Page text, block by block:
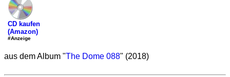
CD kaufen
(Amazon)
#Anzeige
aus dem Album "The Dome 088" (2018)